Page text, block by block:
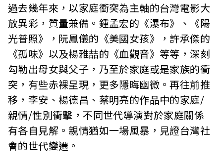
過去幾年來，以家庭衝突為主軸的台灣電影大
放異彩，質量兼備。鍾孟宏的《瀑布》、《陽
光普照》，阮鳳儀的《美國女孩》，許承傑的
《孤味》以及楊雅喆的《血觀音》等等，深刻
勾勒出母女與父子，乃至於家庭或是家族的衝
突，有些赤裸呈現，更多隱晦幽微。再往前推
移，李安、楊德昌、蔡明亮的作品中的家庭/
親情/性別衝擊，不同世代導演對於家庭關係
有各自見解。親情猶如一場風暴，見證台灣社
會的世代變遷。